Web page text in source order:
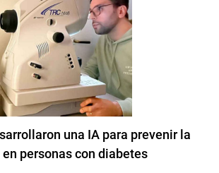
una IA para prevenir la
personas con diabetes